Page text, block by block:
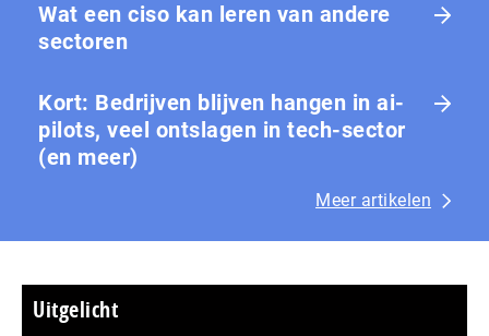
Wat een ciso kan leren van andere
sectoren
Kort: Bedrijven blijven hangen in ai-
pilots, veel ontslagen in tech-sector
(en meer)
Meer artikelen
Uitgelicht